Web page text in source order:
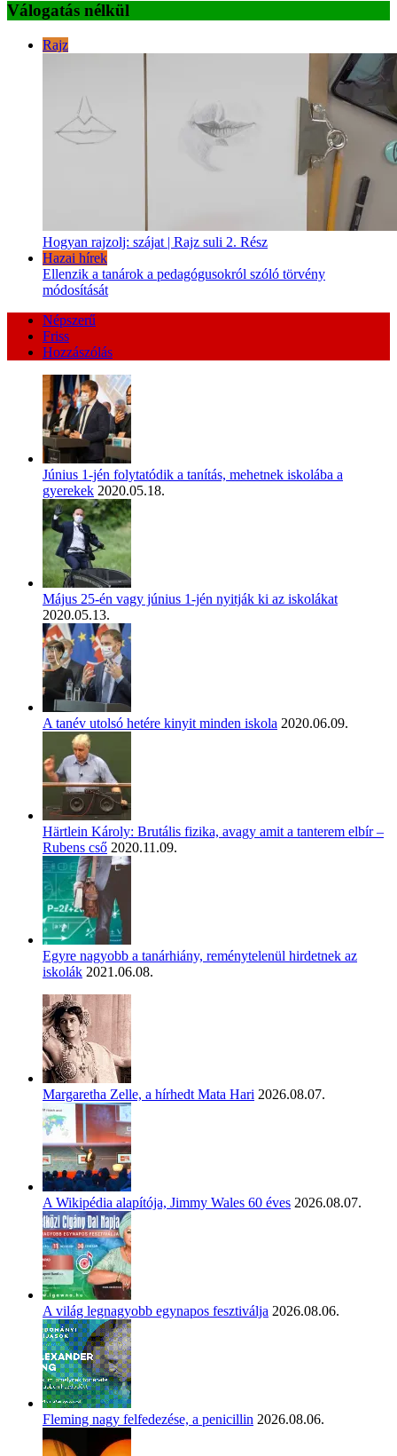
Válogatás nélkül
Rajz
Hogyan rajzolj: szájat | Rajz suli 2. Rész
Hazai hírek
Ellenzik a tanárok a pedagógusokról szóló törvény
módosítását
Népszerű
Friss
Hozzászólás
Június 1-jén folytatódik a tanítás, mehetnek iskolába a
gyerekek 2020.05.18.
Május 25-én vagy június 1-jén nyitják ki az iskolákat
2020.05.13.
A tanév utolsó hetére kinyit minden iskola 2020.06.09.
Härtlein Károly: Brutális fizika, avagy amit a tanterem elbír –
Rubens cső 2020.11.09.
Egyre nagyobb a tanárhiány, reménytelenül hirdetnek az
iskolák 2021.06.08.
Margaretha Zelle, a hírhedt Mata Hari 2026.08.07.
A Wikipédia alapítója, Jimmy Wales 60 éves 2026.08.07.
A világ legnagyobb egynapos fesztiválja 2026.08.06.
Fleming nagy felfedezése, a penicillin 2026.08.06.